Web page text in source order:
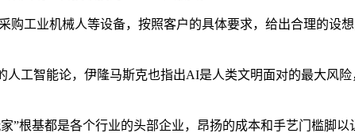
工业机械人等设备，按照客户的具体要求，给出合理的设
智能论，伊隆马斯克也指出AI是人类文明面对的最大风险
基都是各个行业的头部企业，昂扬的成本和手艺门槛脚以